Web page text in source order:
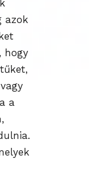
azok
hogy
a